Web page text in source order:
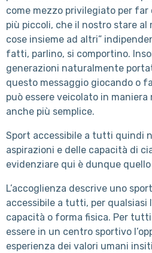
come mezzo privilegiato per far
più piccoli, che il nostro stare al
cose insieme ad altri”
fatti, parlino, si comportino.
generazioni naturalmente
questo messaggio giocando o
può essere veicolato in
anche più semplice.
Sport accessibile a tutti quindi
aspirazioni e delle capacità di
evidenziare qui è dunque quello
L’accoglienza descrive uno
accessibile a tutti, per qualsiasi
capacità o forma fisica. Per
essere in un centro sportivo
esperienza dei valori umani